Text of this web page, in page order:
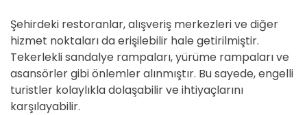
Şehirdeki restoranlar, alışveriş merkezleri ve diğer
hizmet noktaları da erişilebilir hale getirilmiştir.
Tekerlekli sandalye rampaları, yürüme rampaları ve
asansörler gibi önlemler alınmıştır. Bu sayede, engelli
turistler kolaylıkla dolaşabilir ve ihtiyaçlarını
karşılayabilir.